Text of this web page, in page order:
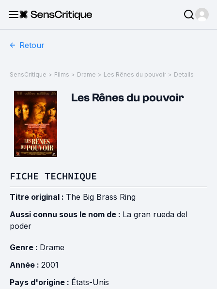
Retour
SensCritique > Films > Drame > Les Rênes du pouvoir > Details
Les Rênes du pouvoir
FICHE TECHNIQUE
Titre original : The Big Brass Ring
Aussi connu sous le nom de : La gran rueda del
poder
Genre : Drame
Année : 2001
Pays d'origine : États-Unis